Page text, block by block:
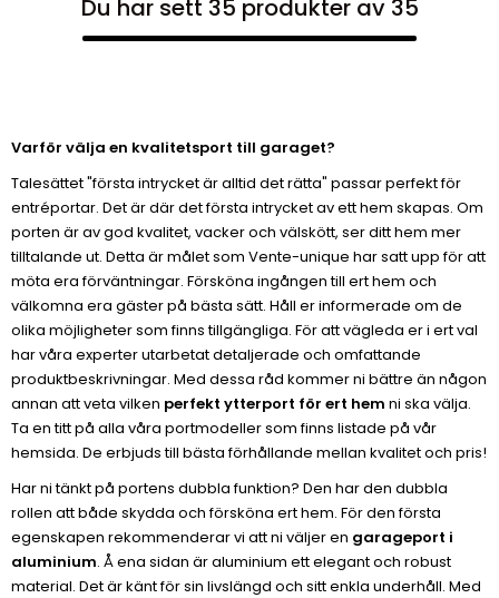
Du har sett 35 produkter av 35
Varför välja en kvalitetsport till garaget?
Talesättet "första intrycket är alltid det rätta" passar perfekt för
entréportar. Det är där det första intrycket av ett hem skapas. Om
porten är av god kvalitet, vacker och välskött, ser ditt hem mer
tilltalande ut. Detta är målet som Vente-unique har satt upp för att
möta era förväntningar. Försköna ingången till ert hem och
välkomna era gäster på bästa sätt. Håll er informerade om de
olika möjligheter som finns tillgängliga. För att vägleda er i ert val
har våra experter utarbetat detaljerade och omfattande
produktbeskrivningar. Med dessa råd kommer ni bättre än någon
annan att veta vilken perfekt ytterport för ert hem ni ska välja.
Ta en titt på alla våra portmodeller som finns listade på vår
hemsida. De erbjuds till bästa förhållande mellan kvalitet och pris!
Har ni tänkt på portens dubbla funktion? Den har den dubbla
rollen att både skydda och försköna ert hem. För den första
egenskapen rekommenderar vi att ni väljer en garageport i
aluminium. Å ena sidan är aluminium ett elegant och robust
material. Det är känt för sin livslängd och sitt enkla underhåll. Med